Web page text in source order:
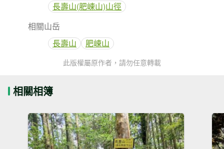
長壽山(肥崠山)山徑
相關山岳
長壽山
肥崠山
此版權屬原作者，請勿任意轉載
相關相簿